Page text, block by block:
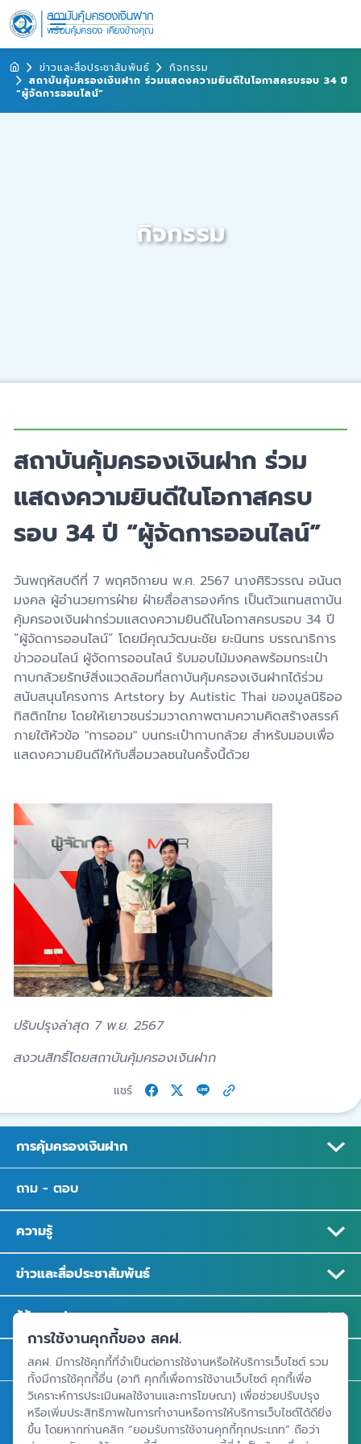
ข่าวและสื่อประชาสัมพันธ์
กิจกรรม
สถาบันคุ้มครองเงินฝาก ร่วมแสดงความยินดีในโอกาสครบรอบ 34 ปี
“ผู้จัดการออนไลน์”
กิจกรรม
สถาบันคุ้มครองเงินฝาก ร่วม
แสดงความยินดีในโอกาสครบ
รอบ 34 ปี “ผู้จัดการออนไลน์”
วันพฤหัสบดีที่ 7 พฤศจิกายน พ.ศ. 2567 นางศิริวรรณ อนันต
มงคล ผู้อำนวยการฝ่าย ฝ่ายสื่อสารองค์กร เป็นตัวแทนสถาบัน
คุ้มครองเงินฝากร่วมแสดงความยินดีในโอกาสครบรอบ 34 ปี
“ผู้จัดการออนไลน์” โดยมีคุณวัฒนะชัย ยะนินทร บรรณาธิการ
ข่าวออนไลน์ ผู้จัดการออนไลน์ รับมอบไม้มงคลพร้อมกระเป๋า
กาบกล้วยรักษ์สิ่งแวดล้อมที่สถาบันคุ้มครองเงินฝากได้ร่วม
สนับสนุนโครงการ Artstory by Autistic Thai ของมูลนิธิออ
ทิสติกไทย โดยให้เยาวชนร่วมวาดภาพตามความคิดสร้างสรรค์
ภายใต้หัวข้อ "การออม" บนกระเป๋ากาบกล้วย สำหรับมอบเพื่อ
แสดงความยินดีให้กับสื่อมวลชนในครั้งนี้ด้วย
ปรับปรุงล่าสุด 7 พ.ย. 2567
สงวนสิทธิ์โดยสถาบันคุ้มครองเงินฝาก
แชร์
การคุ้มครองเงินฝาก
ถาม - ตอบ
ความรู้
ข่าวและสื่อประชาสัมพันธ์
รู้จัก สคฝ.
ติดต่อ สคฝ.
สถาบันคุ้มครองเงินฝาก
อาคารเอสเจ อินฟินิท วัน บิสซิเนสคอมเพล็กซ์ ชั้น 25 - 27 เลขที่ 349
การใช้งานคุกกี้ของ สคฝ.
สคฝ. มีการใช้คุกกี้ที่จำเป็นต่อการใช้งานหรือให้บริการเว็บไซต์ รวม
ทั้งมีการใช้คุกกี้อื่น (อาทิ คุกกี้เพื่อการใช้งานเว็บไซต์ คุกกี้เพื่อ
วิเคราะห์การประเมินผลใช้งานและการโฆษณา) เพื่อช่วยปรับปรุง
หรือเพิ่มประสิทธิภาพในการทำงานหรือการให้บริการเว็บไซต์ได้ดียิ่ง
ขึ้น โดยหากท่านคลิก “ยอมรับการใช้งานคุกกี้ทุกประเภท” ถือว่า